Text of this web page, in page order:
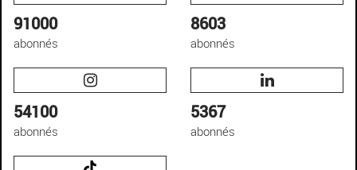
91000
abonnés
8603
abonnés
54100
abonnés
5367
abonnés